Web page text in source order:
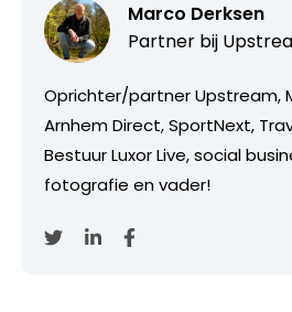
Marco Derksen
Partner bij
Oprichter/partner Upstream,
Arnhem Direct, SportNext,
Bestuur Luxor Live, social
fotografie en vader!